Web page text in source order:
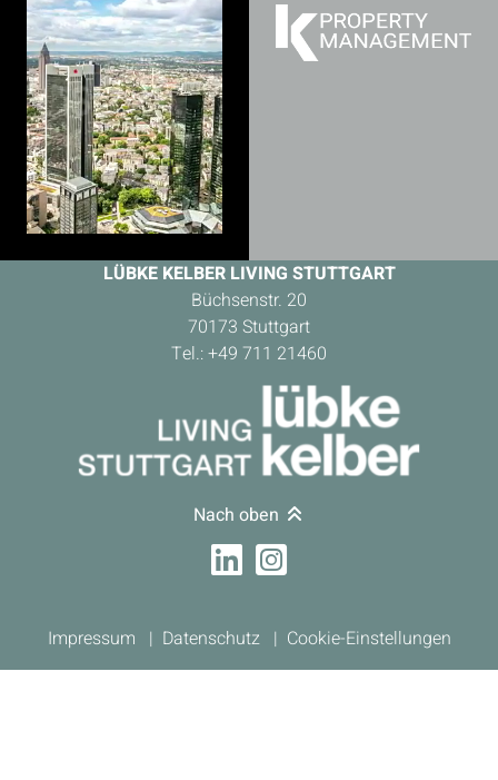
LÜBKE KELBER LIVING STUTTGART
Büchsenstr. 20
70173 Stuttgart
Tel.: +49 711 21460
Nach oben
Impressum Datenschutz Cookie-Einstellungen